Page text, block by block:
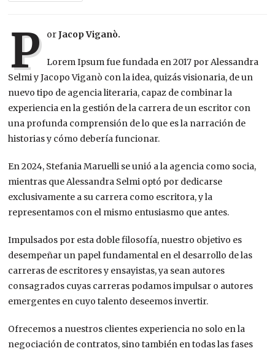
P orJacop Viganò.
Lorem Ipsum fue fundada en 2017 por Alessandra
Selmi y Jacopo Viganò con la idea, quizás visionaria, de un
nuevo tipo de agencia literaria, capaz de combinar la
experiencia en la gestión de la carrera de un escritor con
una profunda comprensión de lo que es la narración de
historias y cómo debería funcionar.
En 2024, Stefania Maruelli se unió a la agencia como socia,
mientras que Alessandra Selmi optó por dedicarse
exclusivamente a su carrera como escritora, y la
representamos con el mismo entusiasmo que antes.
Impulsados ​​por esta doble filosofía, nuestro objetivo es
desempeñar un papel fundamental en el desarrollo de las
carreras de escritores y ensayistas, ya sean autores
consagrados cuyas carreras podamos impulsar o autores
emergentes en cuyo talento deseemos invertir.
Ofrecemos a nuestros clientes experiencia no solo en la
negociación de contratos, sino también en todas las fases